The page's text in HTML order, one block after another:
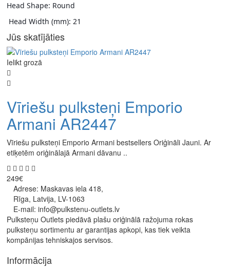
Head Shape: Round
Head Width (mm): 21
Jūs skatījāties
Ielikt grozā
Vīriešu pulksteņi Emporio
Armani AR2447
Vīriešu pulksteņi Emporio Armani bestsellers Oriģināli Jauni. Ar
etiķetēm oriģinālajā Armani dāvanu ..
249€
Adrese: Maskavas iela 418,
Rīga, Latvija, LV-1063
E-mail: info@pulkstenu-outlets.lv
Pulksteņu Outlets piedāvā plašu oriģinālā ražojuma rokas
pulksteņu sortimentu ar garantijas apkopi, kas tiek veikta
kompānijas tehniskajos servisos.
Informācija